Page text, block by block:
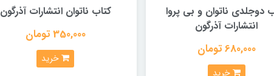
دوجلدی ناتوان و بی پروا
انتشارات آذرگون
680,000 تومان
خرید
کتاب ناتوان انتشارات آذرگون
350,000 تومان
خرید